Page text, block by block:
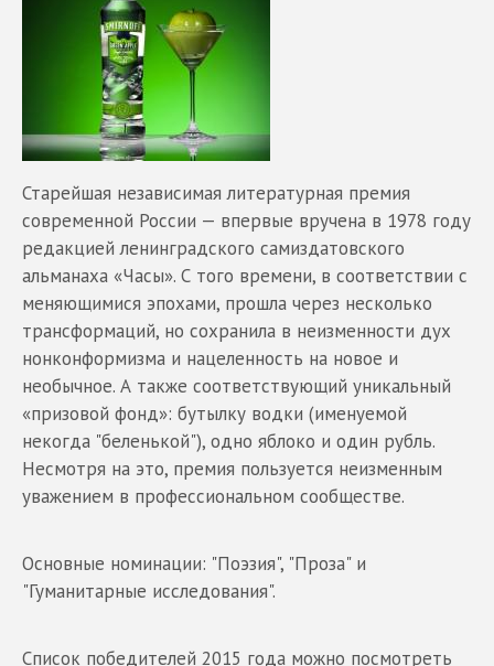
Старейшая независимая литературная премия
современной России — впервые вручена в 1978 году
редакцией ленинградского самиздатовского
альманаха «Часы». С того времени, в соответствии с
меняющимися эпохами, прошла через несколько
трансформаций, но сохранила в неизменности дух
нонконформизма и нацеленность на новое и
необычное. А также соответствующий уникальный
«призовой фонд»: бутылку водки (именуемой
некогда "беленькой"), одно яблоко и один рубль.
Несмотря на это, премия пользуется неизменным
уважением в профессиональном сообществе.
Основные номинации: "Поэзия", "Проза" и
"Гуманитарные исследования".
Список победителей 2015 года можно посмотреть